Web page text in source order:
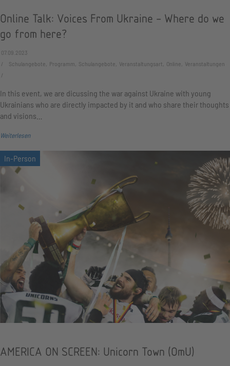
Online Talk: Voices From Ukraine - Where do we
go from here?
07.09.2023
Schulangebote, Programm, Schulangebote, Veranstaltungsart, Online, Veranstaltungen
In this event, we are dicussing the war against Ukraine with young
Ukrainians who are directly impacted by it and who share their thoughts
and visions…
Weiterlesen
AMERICA ON SCREEN: Unicorn Town (OmU)